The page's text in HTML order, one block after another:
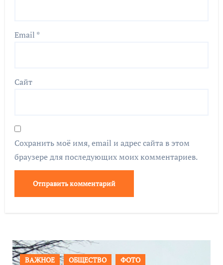
Email *
Сайт
Сохранить моё имя, email и адрес сайта в этом
браузере для последующих моих комментариев.
ПРОИСШЕСТВИЯ ФОТО